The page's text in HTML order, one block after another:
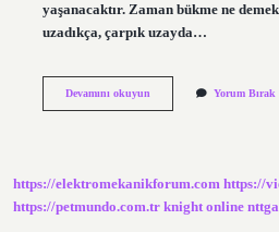
yaşanacaktır. Zaman bükme ne
uzadıkça, çarpık uzayda…
Devamını okuyunBükme
Yorum Bırak
https://elektromekanikforum.com https://
https://petmundo.com.tr knight online